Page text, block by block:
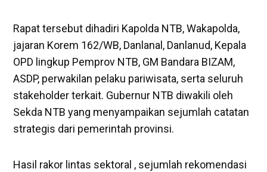
Rapat tersebut dihadiri Kapolda NTB, Wakapolda,
jajaran Korem 162/WB, Danlanal, Danlanud, Kepala
OPD lingkup Pemprov NTB, GM Bandara BIZAM,
ASDP, perwakilan pelaku pariwisata, serta seluruh
stakeholder terkait. Gubernur NTB diwakili oleh
Sekda NTB yang menyampaikan sejumlah catatan
strategis dari pemerintah provinsi.
Hasil rakor lintas sektoral , sejumlah rekomendasi